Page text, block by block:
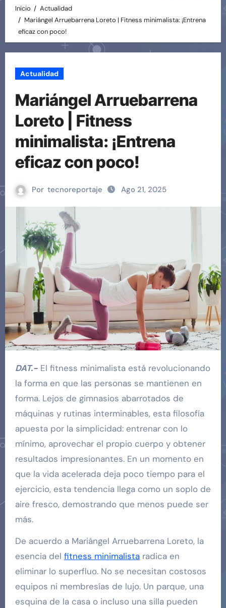
Inicio
Actualidad
Mariángel Arruebarrena Loreto | Fitness minimalista: ¡Entrena
eficaz con poco!
Actualidad
Mariángel Arruebarrena
Loreto | Fitness
minimalista: ¡Entrena
eficaz con poco!
Por tecnoreportaje Ago 21, 2025
DAT.-El fitness minimalista está revolucionando
la forma en que las personas se mantienen en
forma. Lejos de gimnasios abarrotados de
máquinas y rutinas interminables, esta filosofía
apuesta por la simplicidad: entrenar con lo
mínimo, aprovechar el propio cuerpo y obtener
resultados impresionantes. En un momento en
que la vida acelerada deja poco tiempo para el
ejercicio, esta tendencia llega como un soplo de
aire fresco, demostrando que menos puede ser
más.
De acuerdo a Mariángel Arruebarrena Loreto, la
esencia del fitness minimalistaradica en
eliminar lo superfluo. No se necesitan costosos
equipos ni membresías de lujo. Un parque, una
esquina de la casa o incluso una silla pueden